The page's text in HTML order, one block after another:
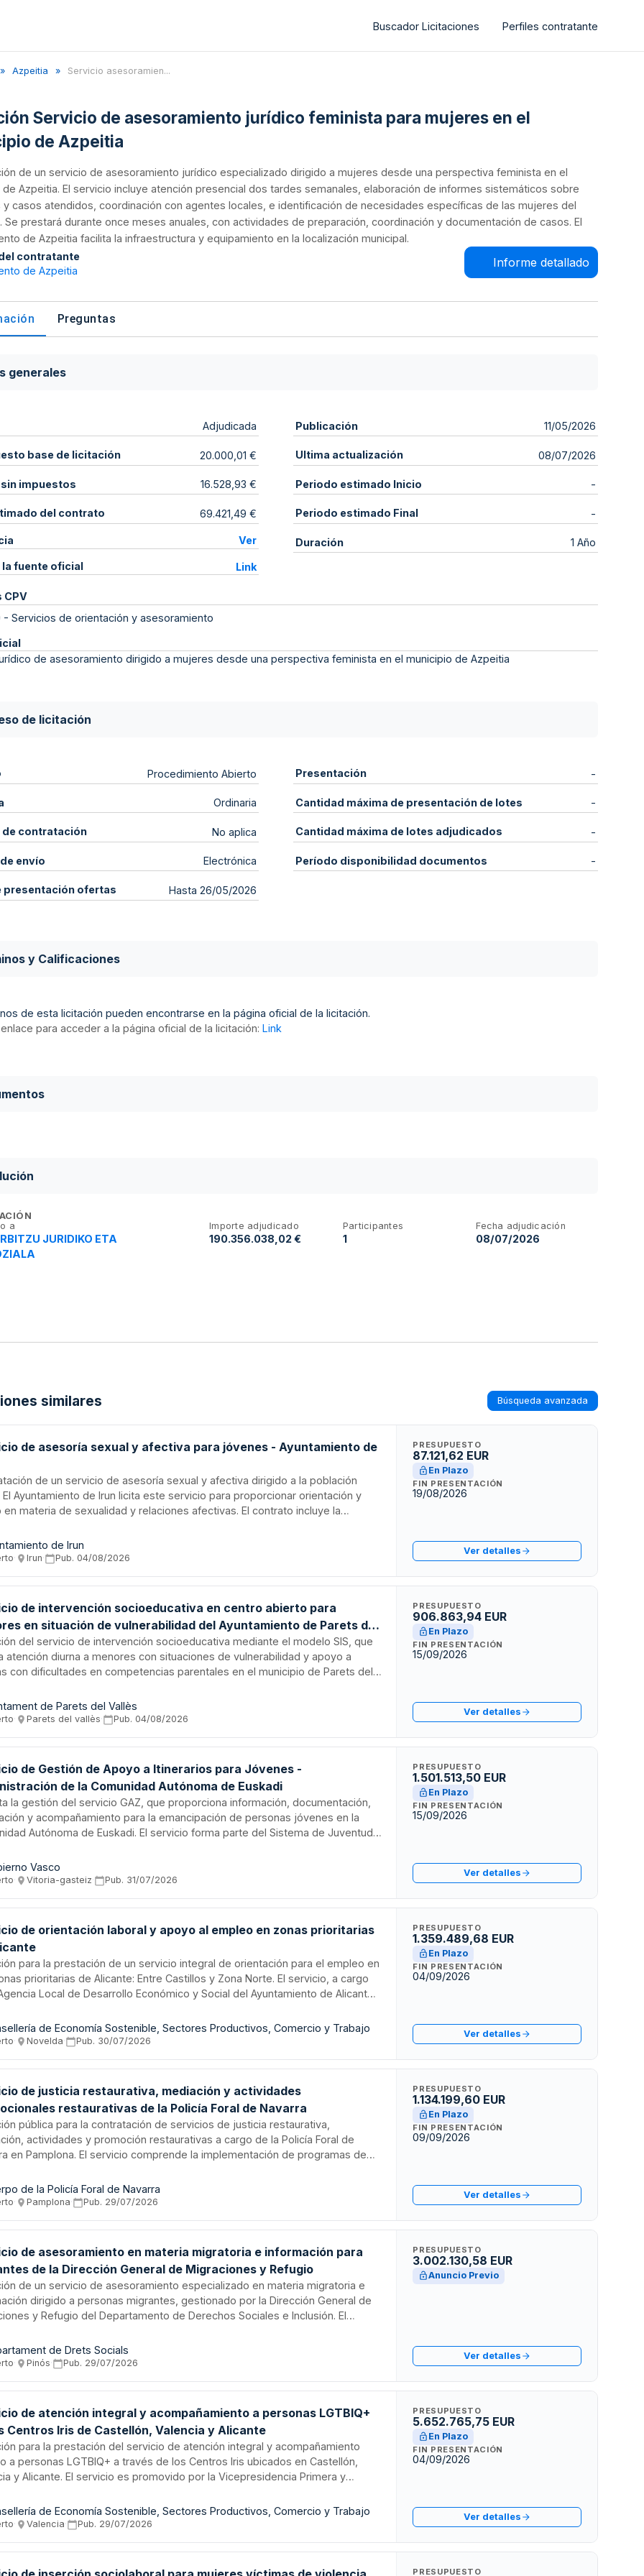
Buscador Licitaciones Perfiles contratante
Azpeitia Servicio asesoramien...
Servicio de asesoramiento jurídico feminista para mujeres en el
de Azpeitia
de un servicio de asesoramiento jurídico especializado dirigido a mujeres desde una perspectiva feminista en el
de Azpeitia. El servicio incluye atención presencial dos tardes semanales, elaboración de informes sistemáticos sobre
y casos atendidos, coordinación con agentes locales, e identificación de necesidades específicas de las mujeres del
Se prestará durante once meses anuales, con actividades de preparación, coordinación y documentación de casos. El
de Azpeitia facilita la infraestructura y equipamiento en la localización municipal.
contratante
de Azpeitia
Informe detallado
Preguntas
generales
Adjudicada
base de licitación 20.000,01 €
impuestos 16.528,93 €
del contrato 69.421,49 €
Ver
la fuente oficial Link
Publicación 11/05/2026
Ultima actualización 08/07/2026
Periodo estimado Inicio -
Periodo estimado Final -
Duración 1 Año
CPV
- Servicios de orientación y asesoramiento
de asesoramiento dirigido a mujeres desde una perspectiva feminista en el municipio de Azpeitia
de licitación
Procedimiento Abierto
Ordinaria
de contratación No aplica
envío Electrónica
presentación ofertas Hasta 26/05/2026
Presentación -
Cantidad máxima de presentación de lotes -
Cantidad máxima de lotes adjudicados -
Período disponibilidad documentos -
y Calificaciones
de esta licitación pueden encontrarse en la página oficial de la licitación.
para acceder a la página oficial de la licitación: Link
a
JURIDIKO ETA
Importe adjudicado
190.356.038,02 €
Participantes
1
Fecha adjudicación
08/07/2026
similares Búsqueda avanzada
de asesoría sexual y afectiva para jóvenes - Ayuntamiento de
de un servicio de asesoría sexual y afectiva dirigido a la población
El Ayuntamiento de Irun licita este servicio para proporcionar orientación y
en materia de sexualidad y relaciones afectivas. El contrato incluye la
elaboración de informes mensuales y memoria anual. El servicio se
íntegramente en euskera en la comunicación con usuarios, pudiendo
de Irun
· Irun· Pub. 04/08/2026
PRESUPUESTO
87.121,62 EUR
En Plazo
FIN PRESENTACIÓN
19/08/2026
Ver detalles
de intervención socioeducativa en centro abierto para
en situación de vulnerabilidad del Ayuntamiento de Parets del
del servicio de intervención socioeducativa mediante el modelo SIS, que
atención diurna a menores con situaciones de vulnerabilidad y apoyo a
con dificultades en competencias parentales en el municipio de Parets del
para menores, trabajo en socialización y desarrollo personal, adquisición
y habilidades sociales.
de Parets del Vallès
· Parets del vallès· Pub. 04/08/2026
PRESUPUESTO
906.863,94 EUR
En Plazo
FIN PRESENTACIÓN
15/09/2026
Ver detalles
de Gestión de Apoyo a Itinerarios para Jóvenes -
de la Comunidad Autónoma de Euskadi
la gestión del servicio GAZ, que proporciona información, documentación,
y acompañamiento para la emancipación de personas jóvenes en la
Autónoma de Euskadi. El servicio forma parte del Sistema de Juventud y
la población juvenil. La Administración autonómica vasca busca contratar
de carácter especializado para alcanzar la cobertura en el territorio.
Vasco
· Vitoria-gasteiz· Pub. 31/07/2026
PRESUPUESTO
1.501.513,50 EUR
En Plazo
FIN PRESENTACIÓN
15/09/2026
Ver detalles
de orientación laboral y apoyo al empleo en zonas prioritarias
para la prestación de un servicio integral de orientación para el empleo en
prioritarias de Alicante: Entre Castillos y Zona Norte. El servicio, a cargo
Local de Desarrollo Económico y Social del Ayuntamiento de Alicante,
y prospección de empresas. La duración inicial es de dos años, con
de prórroga por dos años adicionales, garantizando la continuidad del
de Economía Sostenible, Sectores Productivos, Comercio y Trabajo
· Novelda· Pub. 30/07/2026
PRESUPUESTO
1.359.489,68 EUR
En Plazo
FIN PRESENTACIÓN
04/09/2026
Ver detalles
de justicia restaurativa, mediación y actividades
restaurativas de la Policía Foral de Navarra
pública para la contratación de servicios de justicia restaurativa,
actividades y promoción restaurativas a cargo de la Policía Foral de
en Pamplona. El servicio comprende la implementación de programas de
formativas y de promoción de métodos restaurativos en el ámbito de la
pública y la administración de justicia. El contrato, dotado con
de Interior, Función Pública y Justicia de la Comunidad Foral.
de la Policía Foral de Navarra
· Pamplona· Pub. 29/07/2026
PRESUPUESTO
1.134.199,60 EUR
En Plazo
FIN PRESENTACIÓN
09/09/2026
Ver detalles
de asesoramiento en materia migratoria e información para
de la Dirección General de Migraciones y Refugio
de un servicio de asesoramiento especializado en materia migratoria e
dirigido a personas migrantes, gestionado por la Dirección General de
y Refugio del Departamento de Derechos Sociales e Inclusión. El
derechos y obligaciones de extranjeros, tramitación de documentación
y canalización hacia recursos de integración social. Se trata de un
y el acceso a derechos de la población migrante en el territorio.
de Drets Socials
· Pinós· Pub. 29/07/2026
PRESUPUESTO
3.002.130,58 EUR
Anuncio Previo
Ver detalles
de atención integral y acompañamiento a personas LGTBIQ+
Centros Iris de Castellón, Valencia y Alicante
para la prestación del servicio de atención integral y acompañamiento
a personas LGTBIQ+ a través de los Centros Iris ubicados en Castellón,
y Alicante. El servicio es promovido por la Vicepresidencia Primera y
busca garantizar una atención especializada, integral y de calidad
las necesidades específicas de la población LGTBIQ+, proporcionando
los tres centros de la red de atención.
de Economía Sostenible, Sectores Productivos, Comercio y Trabajo
· Valencia· Pub. 29/07/2026
PRESUPUESTO
5.652.765,75 EUR
En Plazo
FIN PRESENTACIÓN
04/09/2026
Ver detalles
PRESUPUESTO